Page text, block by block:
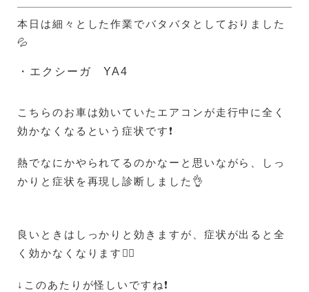
本日は細々とした作業でバタバタとしておりました
💦
・エクシーガ YA4
こちらのお車は効いていたエアコンが走行中に全く
効かなくなるという症状です❗
熱でなにかやられてるのかなーと思いながら、しっ
かりと症状を再現し診断しました👌
良いときはしっかりと効きますが、症状が出ると全
く効かなくなります😵‍💫
↓このあたりが怪しいですね❗